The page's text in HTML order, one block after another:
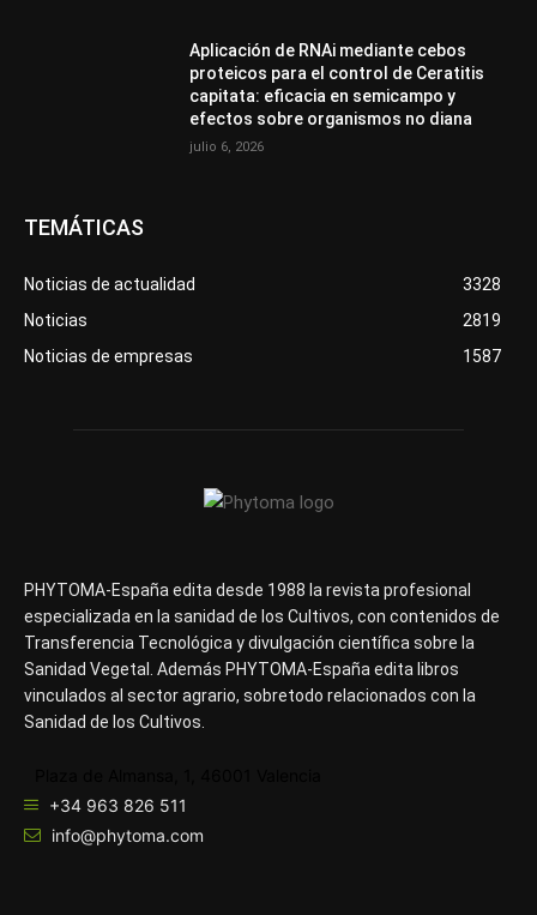
Aplicación de RNAi mediante cebos
proteicos para el control de Ceratitis
capitata: eficacia en semicampo y
efectos sobre organismos no diana
julio 6, 2026
TEMÁTICAS
Noticias de actualidad
3328
Noticias
2819
Noticias de empresas
1587
PHYTOMA-España edita desde 1988 la revista profesional
especializada en la sanidad de los Cultivos, con contenidos de
Transferencia Tecnológica y divulgación científica sobre la
Sanidad Vegetal. Además PHYTOMA-España edita libros
vinculados al sector agrario, sobretodo relacionados con la
Sanidad de los Cultivos.
+34 963 826 511
info@phytoma.com